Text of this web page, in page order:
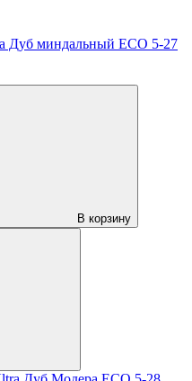
Дуб миндальный ЕСО 5-27
В корзину